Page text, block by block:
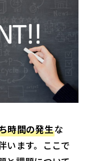
時間の発生な
います。ここで